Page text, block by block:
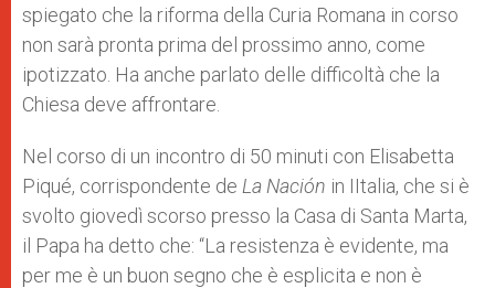
spiegato che la riforma della Curia Romana in corso
non sarà pronta prima del prossimo anno, come
ipotizzato. Ha anche parlato delle difficoltà che la
Chiesa deve affrontare.
Nel corso di un incontro di 50 minuti con Elisabetta
Piqué, corrispondente de La Nación in IItalia, che si è
svolto giovedì scorso presso la Casa di Santa Marta,
il Papa ha detto che: “La resistenza è evidente, ma
per me è un buon segno che è esplicita e non è